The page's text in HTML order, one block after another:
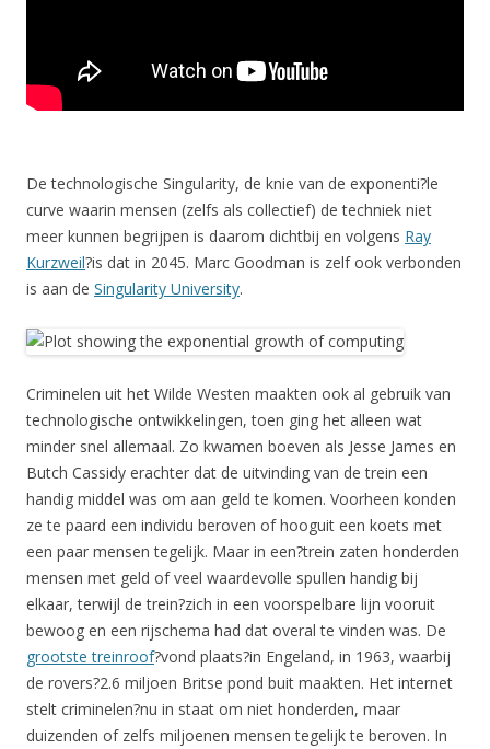
De technologische Singularity, de knie van de exponenti?le
curve waarin mensen (zelfs als collectief) de techniek niet
meer kunnen begrijpen is daarom dichtbij en volgens Ray
Kurzweil?is dat in 2045. Marc Goodman is zelf ook verbonden
is aan de Singularity University.
Criminelen uit het Wilde Westen maakten ook al gebruik van
technologische ontwikkelingen, toen ging het alleen wat
minder snel allemaal. Zo kwamen boeven als Jesse James en
Butch Cassidy erachter dat de uitvinding van de trein een
handig middel was om aan geld te komen. Voorheen konden
ze te paard een individu beroven of hooguit een koets met
een paar mensen tegelijk. Maar in een?trein zaten honderden
mensen met geld of veel waardevolle spullen handig bij
elkaar, terwijl de trein?zich in een voorspelbare lijn vooruit
bewoog en een rijschema had dat overal te vinden was. De
grootste treinroof?vond plaats?in Engeland, in 1963, waarbij
de rovers?2.6 miljoen Britse pond buit maakten. Het internet
stelt criminelen?nu in staat om niet honderden, maar
duizenden of zelfs miljoenen mensen tegelijk te beroven. In